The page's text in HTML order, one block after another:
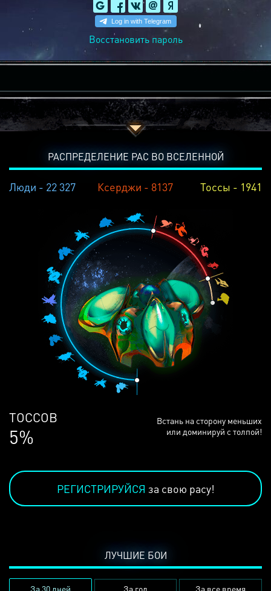
Восстановить пароль
РАСПРЕДЕЛЕНИЕ РАС ВО ВСЕЛЕННОЙ
Люди - 22 327 Ксерджи - 8137 Тоссы - 1941
ЛЮДЕЙ
68%
Встань на сторону меньших
или доминируй с толпой!
РЕГИСТРИРУЙСЯ за свою расу!
ЛУЧШИЕ БОИ
За 30 дней За год За все время